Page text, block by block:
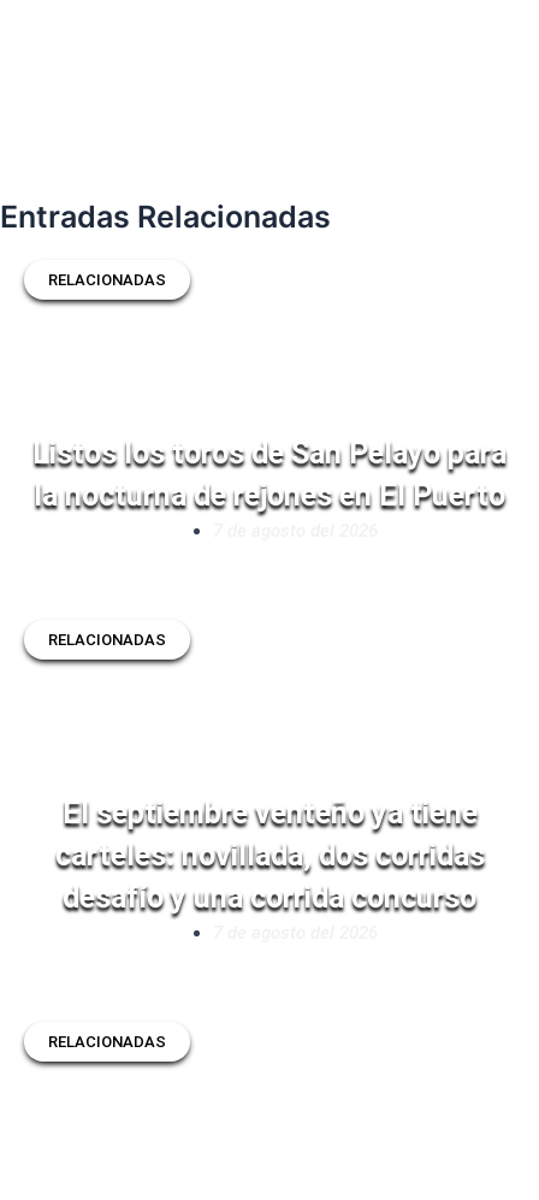
Entradas Relacionadas
RELACIONADAS
Listos los toros de San Pelayo para
la nocturna de rejones en El Puerto
RELACIONADAS
El septiembre venteño ya tiene
carteles: novillada, dos corridas
desafío y una corrida concurso
RELACIONADAS